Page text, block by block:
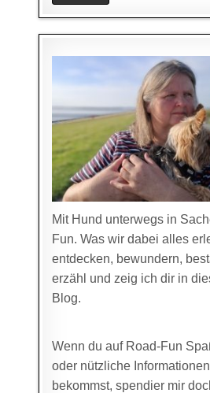
Mit Hund unterwegs in
Fun. Was wir dabei alles
entdecken, bewundern,
erzähl und zeig ich dir in
Blog.
Wenn du auf Road-Fun
oder nützliche Informationen
bekommst, spendier mir